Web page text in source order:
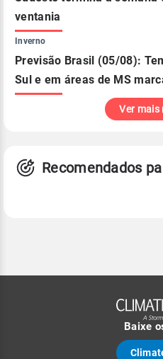
ventania
Inverno
Previsão Brasil (05/08):
Sul e em áreas de MS
Ver mais
Recomendados
Baixe